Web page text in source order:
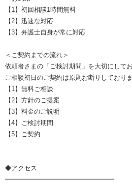
【1】初回相談1時間無料
【2】迅速な対応
【3】弁護士自身が常に対応
＜ご契約までの流れ＞
依頼者さまの「ご検討期間」を大切にしてお
ご相談初日のご契約は原則お断りしておりま
【1】無料ご相談
【2】方針のご提案
【3】料金のご説明
【4】ご検討期間
【5】ご契約
◆アクセス
━━━━━━━━━━━━━━━━━